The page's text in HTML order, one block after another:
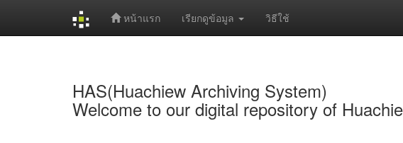
หน้าแรก เรียกดูข้อมูล วิธีใช้
HAS(Huachiew Archiving System)
Welcome to our digital repository of